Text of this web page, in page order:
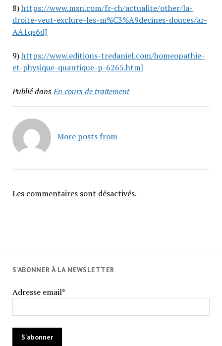
8)https://www.msn.com/fr-ch/actualite/other/la-
droite-veut-exclure-les-m%C3%A9decines-douces/ar-
AA1qs6dJ
9)https://www.editions-tredaniel.com/homeopathie-
et-physique-quantique-p-6265.html
Publié dansEn cours de traitement
More posts from
Les commentaires sont désactivés.
S'ABONNER À LA NEWSLETTER
Adresse email*